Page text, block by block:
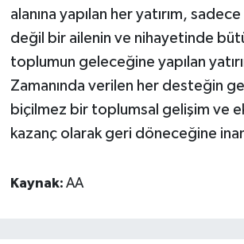
alanına yapılan her yatırım,
değil bir ailenin ve nihayetinde
toplumun geleceğine yapılan
Zamanında verilen her desteğin
biçilmez bir toplumsal gelişim ve
kazanç olarak geri döneceğine
Kaynak: AA